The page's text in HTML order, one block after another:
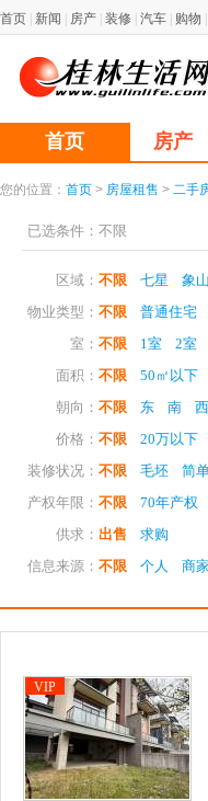
首页 新闻 房产 装修 汽车 购物
首页 房产
您的位置： 首页 > 房屋租售 > 二手
已选条件： 不限
区域： 不限 七星 象山
物业类型： 不限 普通住宅
室： 不限 1室 2室
面积： 不限 50㎡以下
朝向： 不限 东 南 西
价格： 不限 20万以下
装修状况： 不限 毛坯 简
产权年限： 不限 70年产权
供求： 出售
求购
信息来源： 不限 个人 商家
VIP